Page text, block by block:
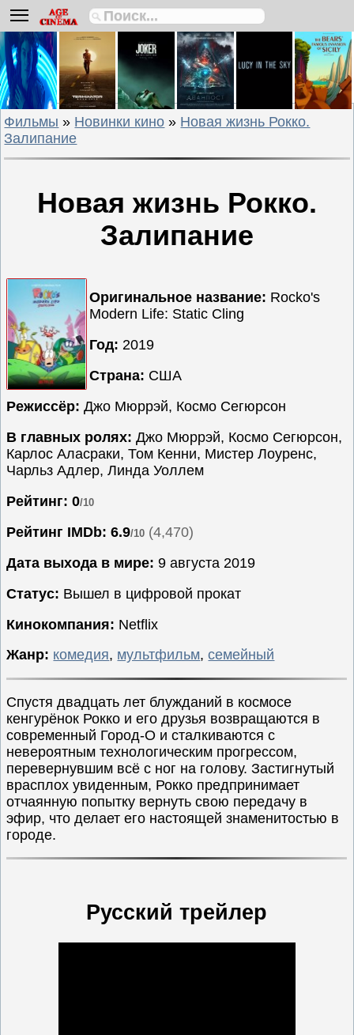
Биографии
Боевики
Вестерны
Военные
Детективы
Драмы
Комедии
Мюзиклы
Приключения
Русские
фильмы
Семейные
Сериалы
Триллеры
Ужасы
Фантастика
Новинки
Фильмы » Новинки кино » Новая жизнь Рокко.
Залипание
Новая жизнь Рокко.
Залипание
Оригинальное название: Rocko's
Modern Life: Static Cling
Год: 2019
Страна: США
Режиссёр: Джо Мюррэй, Космо Сегюрсон
В главных ролях: Джо Мюррэй, Космо Сегюрсон,
Карлос Аласраки, Том Кенни, Мистер Лоуренс,
Чарльз Адлер, Линда Уоллем
Рейтинг: 0/10
Рейтинг IMDb: 6.9/10 (4,470)
Дата выхода в мире: 9 августа 2019
Статус: Вышел в цифровой прокат
Кинокомпания: Netflix
Жанр: комедия, мультфильм,семейный
Спустя двадцать лет блужданий в космосе
кенгурёнок Рокко и его друзья возвращаются в
современный Город-О и сталкиваются с
невероятным технологическим прогрессом,
перевернувшим всё с ног на голову. Застигнутый
врасплох увиденным, Рокко предпринимает
отчаянную попытку вернуть свою передачу в
эфир, что делает его настоящей знаменитостью в
городе.
Русский трейлер